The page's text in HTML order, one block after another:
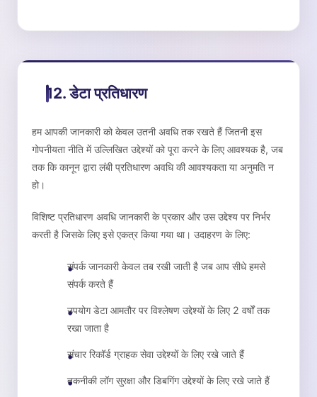
12. डेटा प्रतिधारण
हम आपकी जानकारी को केवल उतनी अवधि तक रखते हैं जितनी इस
गोपनीयता नीति में उल्लिखित उद्देश्यों को पूरा करने के लिए आवश्यक है, जब
तक कि कानून द्वारा लंबी प्रतिधारण अवधि की आवश्यकता या अनुमति न
हो।
विशिष्ट प्रतिधारण अवधि जानकारी के प्रकार और उस उद्देश्य पर निर्भर
करती है जिसके लिए इसे एकत्र किया गया था। उदाहरण के लिए:
संपर्क जानकारी केवल तब रखी जाती है जब आप सीधे हमसे
संपर्क करते हैं
उपयोग डेटा आमतौर पर विश्लेषण उद्देश्यों के लिए 2 वर्षों तक
रखा जाता है
संचार रिकॉर्ड ग्राहक सेवा उद्देश्यों के लिए रखे जाते हैं
तकनीकी लॉग सुरक्षा और डिबगिंग उद्देश्यों के लिए रखे जाते हैं